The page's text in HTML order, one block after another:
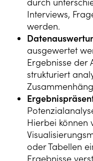
Interviews,
werden.
ausgewertet
Ergebnisse der
strukturiert
Hierbei können
oder Tabellen
Ergebnisse